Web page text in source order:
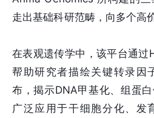
走出基础科研范畴，向多个高
在表观遗传学中，该平台通过
帮助研究者描绘关键转录因
布，揭示DNA甲基化、组蛋
广泛应用于干细胞分化、发